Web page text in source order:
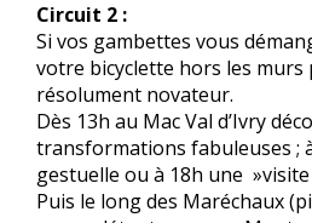
Circuit 2 :
Si vos gambettes vous
votre bicyclette hors les
résolument novateur.
Dès 13h au Mac Val d’Ivry
transformations fabuleuses ;
gestuelle ou à 18h une
Puis le long des Maréchaux